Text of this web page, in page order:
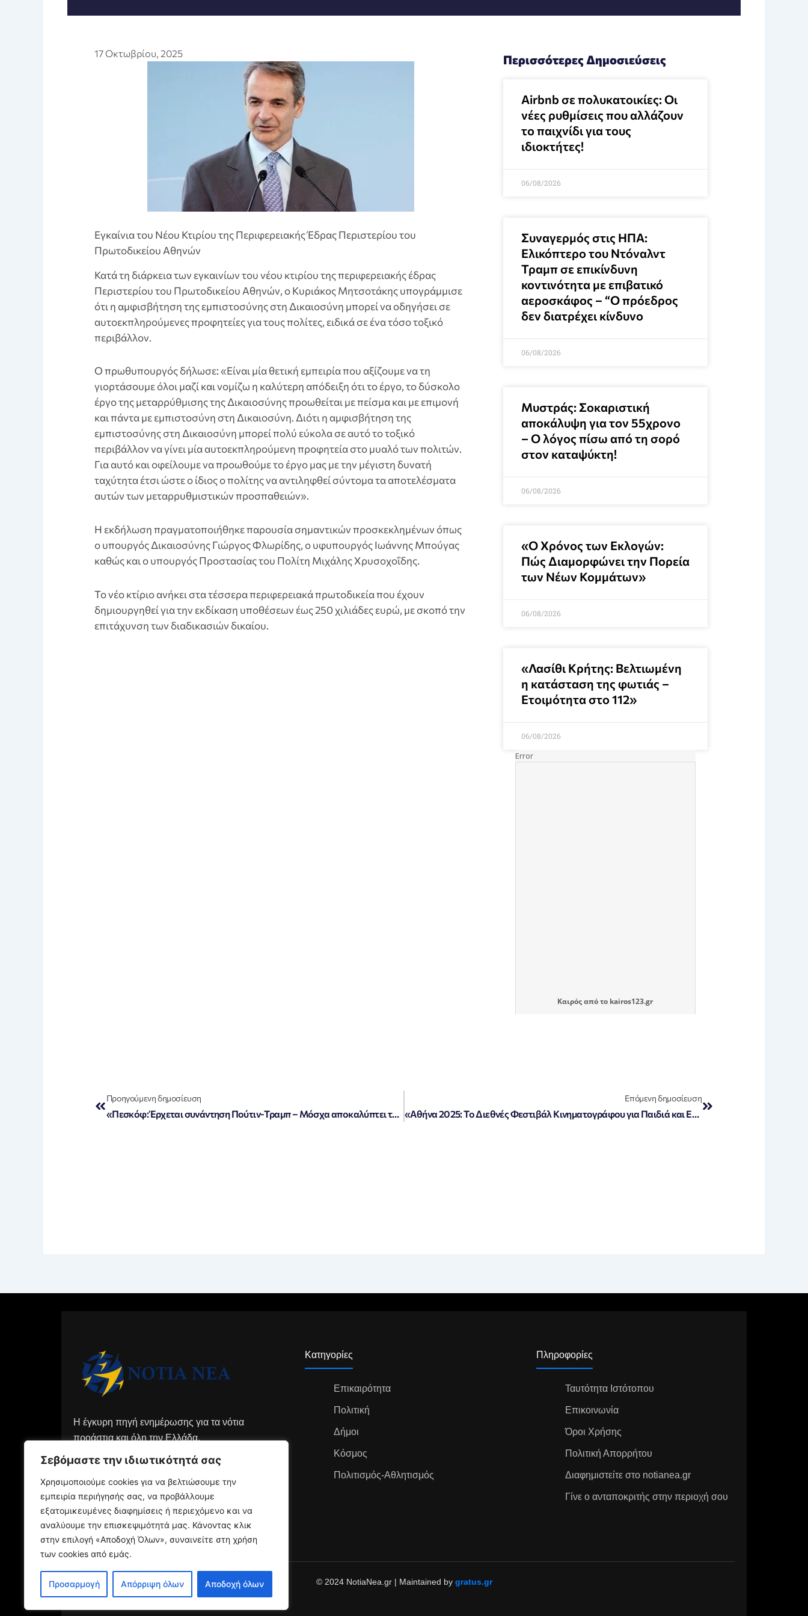
Σεβόμαστε την ιδιωτικότητά σας
Χρησιμοποιούμε cookies για να βελτιώσουμε την
εμπειρία περιήγησής σας, να προβάλλουμε
εξατομικευμένες διαφημίσεις ή περιεχόμενο και να
αναλύουμε την επισκεψιμότητά μας. Κάνοντας κλικ
στην επιλογή «Αποδοχή Όλων», συναινείτε στη χρήση
των cookies από εμάς.
Προσαρμογή Απόρριψη όλων Αποδοχή όλων
17 Οκτωβρίου, 2025
Εγκαίνια του Νέου Κτιρίου της Περιφερειακής Έδρας Περιστερίου του
Πρωτοδικείου Αθηνών
Κατά τη διάρκεια των εγκαινίων του νέου κτιρίου της περιφερειακής έδρας
Περιστερίου του Πρωτοδικείου Αθηνών, ο Κυριάκος Μητσοτάκης υπογράμμισε
ότι η αμφισβήτηση της εμπιστοσύνης στη Δικαιοσύνη μπορεί να οδηγήσει σε
αυτοεκπληρούμενες προφητείες για τους πολίτες, ειδικά σε ένα τόσο τοξικό
περιβάλλον.
Ο πρωθυπουργός δήλωσε: «Είναι μία θετική εμπειρία που αξίζουμε να τη
γιορτάσουμε όλοι μαζί και νομίζω η καλύτερη απόδειξη ότι το έργο, το δύσκολο
έργο της μεταρρύθμισης της Δικαιοσύνης προωθείται με πείσμα και με επιμονή
και πάντα με εμπιστοσύνη στη Δικαιοσύνη. Διότι η αμφισβήτηση της
εμπιστοσύνης στη Δικαιοσύνη μπορεί πολύ εύκολα σε αυτό το τοξικό
περιβάλλον να γίνει μία αυτοεκπληρούμενη προφητεία στο μυαλό των πολιτών.
Για αυτό και οφείλουμε να προωθούμε το έργο μας με την μέγιστη δυνατή
ταχύτητα έτσι ώστε ο ίδιος ο πολίτης να αντιληφθεί σύντομα τα αποτελέσματα
αυτών των μεταρρυθμιστικών προσπαθειών».
Η εκδήλωση πραγματοποιήθηκε παρουσία σημαντικών προσκεκλημένων όπως
ο υπουργός Δικαιοσύνης Γιώργος Φλωρίδης, ο υφυπουργός Ιωάννης Μπούγας
καθώς και ο υπουργός Προστασίας του Πολίτη Μιχάλης Χρυσοχοΐδης.
Το νέο κτίριο ανήκει στα τέσσερα περιφερειακά πρωτοδικεία που έχουν
δημιουργηθεί για την εκδίκαση υποθέσεων έως 250 χιλιάδες ευρώ, με σκοπό την
επιτάχυνση των διαδικασιών δικαίου.
Περισσότερες Δημοσιεύσεις
Airbnb σε πολυκατοικίες: Οι
νέες ρυθμίσεις που αλλάζουν
το παιχνίδι για τους
ιδιοκτήτες!
06/08/2026
Συναγερμός στις ΗΠΑ:
Ελικόπτερο του Ντόναλντ
Τραμπ σε επικίνδυνη
κοντινότητα με επιβατικό
αεροσκάφος – “Ο πρόεδρος
δεν διατρέχει κίνδυνο
06/08/2026
Μυστράς: Σοκαριστική
αποκάλυψη για τον 55χρονο
– Ο λόγος πίσω από τη σορό
στον καταψύκτη!
06/08/2026
«Ο Χρόνος των Εκλογών:
Πώς Διαμορφώνει την Πορεία
των Νέων Κομμάτων»
06/08/2026
«Λασίθι Κρήτης: Βελτιωμένη
η κατάσταση της φωτιάς –
Ετοιμότητα στο 112»
06/08/2026
Καιρόςαπό το kairos123.gr
Προηγούμενη δημοσίευση
«Πεσκόφ: Έρχεται συνάντηση Πούτιν-Τραμπ – Μόσχα αποκαλύπτει τη θέση της για τους Tomahawk»
Επόμενη δημοσίευση
«Αθήνα 2025: Το Διεθνές Φεστιβάλ Κινηματογράφου για Παιδιά και Εφήβους υπό την Αιγίδα της ΔΕΗ»
Η έγκυρη πηγή ενημέρωσης για τα νότια
προάστια και όλη την Ελλάδα.
Κατηγορίες
Επικαιρότητα
Πολιτική
Δήμοι
Κόσμος
Πολιτισμός-Αθλητισμός
Πληροφορίες
Ταυτότητα Ιστότοπου
Επικοινωνία
Όροι Χρήσης
Πολιτική Απορρήτου
Διαφημιστείτε στο notianea.gr
Γίνε ο ανταποκριτής στην περιοχή σου
© 2024 NotiaNea.gr | Maintained by gratus.gr